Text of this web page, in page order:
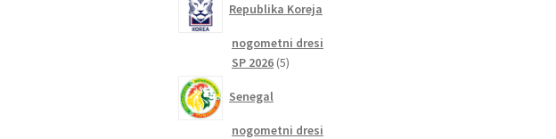
Republika Koreja
nogometni dresi
SP 2026 55
Senegal
nogometni dresi